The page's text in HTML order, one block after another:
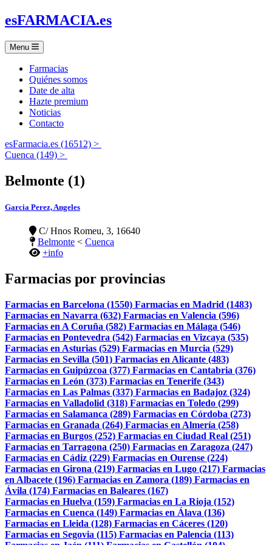
esFARMACIA.es
Menu
Farmacias
Quiénes somos
Date de alta
Hazte premium
Noticias
Contacto
esFarmacia.es (16512) >
Cuenca (149) >
Belmonte (1)
Garcia Perez, Angeles
C/ Hnos Romeu, 3, 16640
Belmonte < Cuenca
+info
Farmacias por provincias
Farmacias en Barcelona (1550) Farmacias en Madrid (1483)
Farmacias en Navarra (632) Farmacias en Valencia (596)
Farmacias en A Coruña (582) Farmacias en Málaga (546)
Farmacias en Pontevedra (542) Farmacias en Vizcaya (535)
Farmacias en Asturias (529) Farmacias en Murcia (529)
Farmacias en Sevilla (501) Farmacias en Alicante (483)
Farmacias en Guipúzcoa (377) Farmacias en Cantabria (376)
Farmacias en León (373) Farmacias en Tenerife (343)
Farmacias en Las Palmas (337) Farmacias en Badajoz (324)
Farmacias en Valladolid (318) Farmacias en Toledo (299)
Farmacias en Salamanca (289) Farmacias en Córdoba (273)
Farmacias en Granada (264) Farmacias en Almería (258)
Farmacias en Burgos (252) Farmacias en Ciudad Real (251)
Farmacias en Tarragona (250) Farmacias en Zaragoza (247)
Farmacias en Cádiz (229) Farmacias en Ourense (224)
Farmacias en Girona (219) Farmacias en Lugo (217) Farmacias
en Albacete (196) Farmacias en Zamora (189) Farmacias en
Ávila (174) Farmacias en Baleares (167)
Farmacias en Huelva (159) Farmacias en La Rioja (152)
Farmacias en Cuenca (149) Farmacias en Álava (136)
Farmacias en Lleida (128) Farmacias en Cáceres (120)
Farmacias en Segovia (115) Farmacias en Palencia (113)